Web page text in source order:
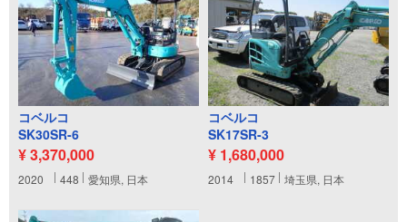
コベルコ
SK30SR-6
¥ 3,370,000
2020 448 愛知県, 日本
コベルコ
SK17SR-3
¥ 1,680,000
2014 1857 埼玉県, 日本